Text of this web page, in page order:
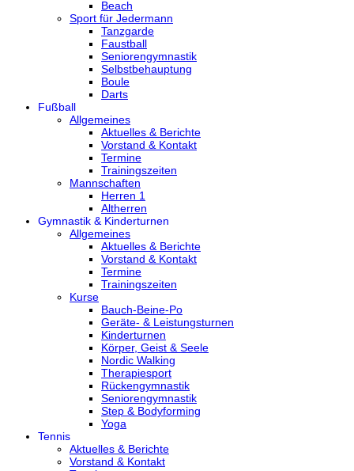
Beach
Sport für Jedermann
Tanzgarde
Faustball
Seniorengymnastik
Selbstbehauptung
Boule
Darts
Fußball
Allgemeines
Aktuelles & Berichte
Vorstand & Kontakt
Termine
Trainingszeiten
Mannschaften
Herren 1
Altherren
Gymnastik & Kinderturnen
Allgemeines
Aktuelles & Berichte
Vorstand & Kontakt
Termine
Trainingszeiten
Kurse
Bauch-Beine-Po
Geräte- & Leistungsturnen
Kinderturnen
Körper, Geist & Seele
Nordic Walking
Therapiesport
Rückengymnastik
Seniorengymnastik
Step & Bodyforming
Yoga
Tennis
Aktuelles & Berichte
Vorstand & Kontakt